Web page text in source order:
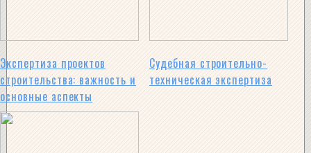
Экспертиза проектов
строительства: важность и
основные аспекты
Судебная строительно-
техническая экспертиза